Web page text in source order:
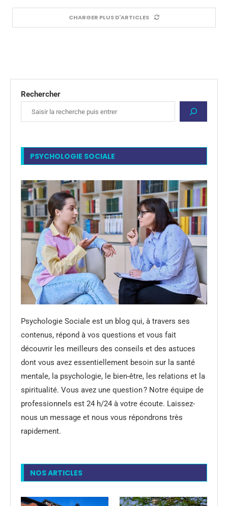
CHARGER PLUS D'ARTICLES
Rechercher
PSYCHOLOGIE SOCIALE
Psychologie Sociale est un blog qui, à travers ses
contenus, répond à vos questions et vous fait
découvrir les meilleurs des conseils et des astuces
dont vous avez essentiellement besoin sur la santé
mentale, la psychologie, le bien-être, les relations et la
spiritualité. Vous avez une question ? Notre équipe de
professionnels est 24 h/24 à votre écoute. Laissez-
nous un message et nous vous répondrons très
rapidement.
NOS ARTICLES